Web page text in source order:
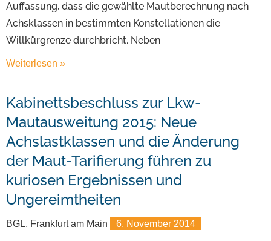
Auffassung, dass die gewählte Mautberechnung nach
Achsklassen in bestimmten Konstellationen die
Willkürgrenze durchbricht. Neben
Weiterlesen »
Kabinettsbeschluss zur Lkw-
Mautausweitung 2015: Neue
Achslastklassen und die Änderung
der Maut-Tarifierung führen zu
kuriosen Ergebnissen und
Ungereimtheiten
BGL, Frankfurt am Main 6. November 2014